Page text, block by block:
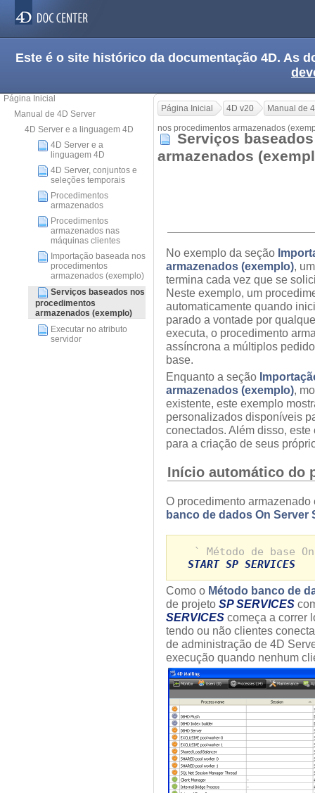
Este é o site histórico da documentação 4D. As
Página Inicial
Manual de 4D Server
4D Server e a linguagem 4D
4D Server e a
linguagem 4D
4D Server, conjuntos e
seleções temporais
Procedimentos
armazenados
Procedimentos
armazenados nas
máquinas clientes
Importação baseada nos
procedimentos
armazenados (exemplo)
Serviços baseados nos
procedimentos
armazenados (exemplo)
Executar no atributo
servidor
Página Inicial 4D v20
Manual de
nos procedimentos armazenados
Serviços
armazenados
No exemplo da seção
armazenados (exemplo),
termina cada vez que se
Neste exemplo, um
automaticamente quando
parado a vontade por
executa, o procedimento
assíncrona a múltiplos
base.
Enquanto a seção
armazenados (exemplo),
existente, este exemplo
personalizados disponíveis
conectados. Além disso,
para a criação de seus
Início automático do
O procedimento
banco de dados On Server
` Método de base
START SP SERVICES
Como o Método banco de
de projeto SP SERVICES
SERVICES começa a correr
tendo ou não clientes
de administração de 4D
execução quando nenhum